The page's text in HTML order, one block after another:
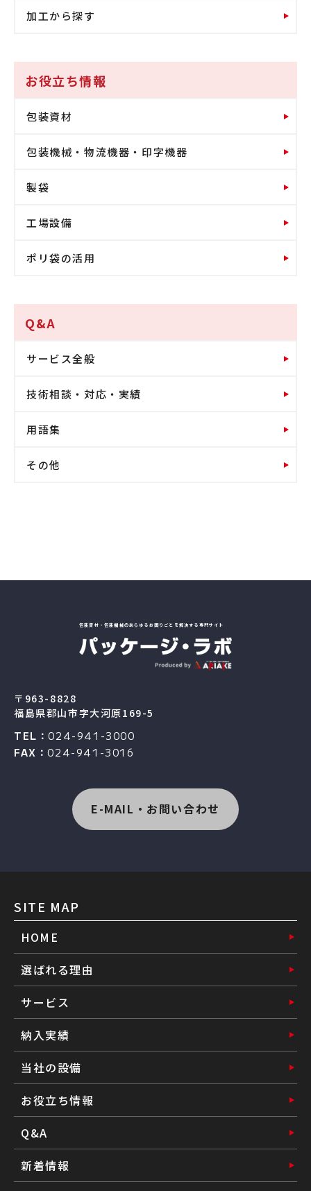
加工から探す
お役立ち情報
包装資材
包装機械・物流機器・印字機器
製袋
工場設備
ポリ袋の活用
Q&A
サービス全般
技術相談・対応・実績
用語集
その他
包装資材・包装機械のあらゆるお困りごとを解決する専門サイト
〒963-8828
福島県郡山市字大河原169-5
TEL：024-941-3000
FAX：024-941-3016
E-MAIL・お問い合わせ
SITE MAP
HOME
選ばれる理由
サービス
納入実績
当社の設備
お役立ち情報
Q&A
新着情報